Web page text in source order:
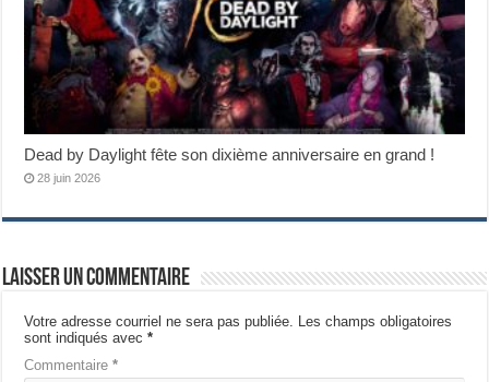
Dead by Daylight fête son dixième anniversaire en grand !
28 juin 2026
Laisser un commentaire
Votre adresse courriel ne sera pas publiée.
Les champs obligatoires
sont indiqués avec*
Commentaire*